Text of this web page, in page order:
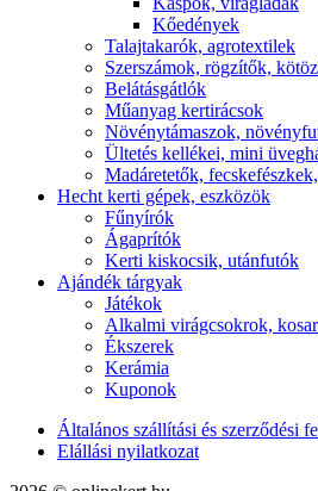
Kőedények
Talajtakarók, agrotextilek
Szerszámok, rögzítők,
Belátásgátlók
Műanyag kertirácsok
Növénytámaszok,
Ültetés kellékei, mini
Madáretetők,
Hecht kerti gépek, eszközök
Fűnyírók
Ágaprítók
Kerti kiskocsik, utánfutók
Ajándék tárgyak
Játékok
Alkalmi virágcsokrok,
Ékszerek
Kerámia
Kuponok
Általános szállítási és szerződési
Elállási nyilatkozat